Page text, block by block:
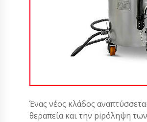
Ένας νέος κλάδος
θεραπεία και την piρόληψη